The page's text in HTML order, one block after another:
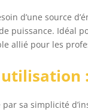
d’une source
de puissance.
allié pour les
sa simplicité